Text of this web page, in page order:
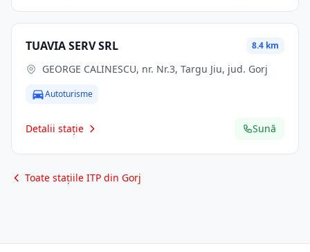
TUAVIA SERV SRL 8.4 km
GEORGE CALINESCU, nr. Nr.3, Targu Jiu, jud. Gorj
Autoturisme
Detalii stație Sună
Toate stațiile ITP din Gorj